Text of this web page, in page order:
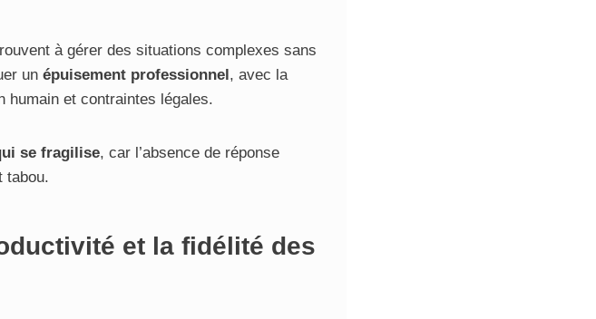
à gérer des situations complexes sans
un épuisement professionnel , avec la
humain et contraintes légales.
se fragilise, car l’absence de réponse
tabou.
et la fidélité des